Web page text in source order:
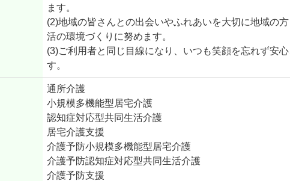
ます。
(2)地域の皆さんとの出会いやふれあいを大切に地域の
活の環境づくりに努めます。
(3)ご利用者と同じ目線になり、いつも笑顔を忘れず安
す。
通所介護
小規模多機能型居宅介護
認知症対応型共同生活介護
居宅介護支援
介護予防小規模多機能型居宅介護
介護予防認知症対応型共同生活介護
介護予防支援